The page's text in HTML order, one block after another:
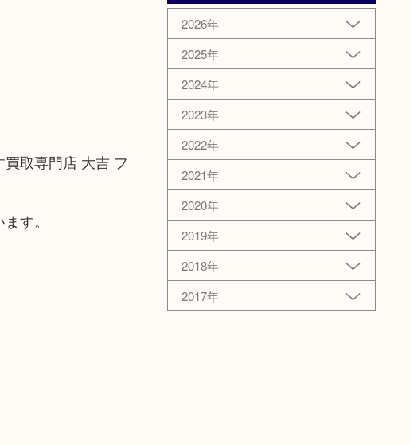
取専門店 大吉 フ
す。
2026年
2025年
2024年
2023年
2022年
2021年
2020年
2019年
2018年
2017年